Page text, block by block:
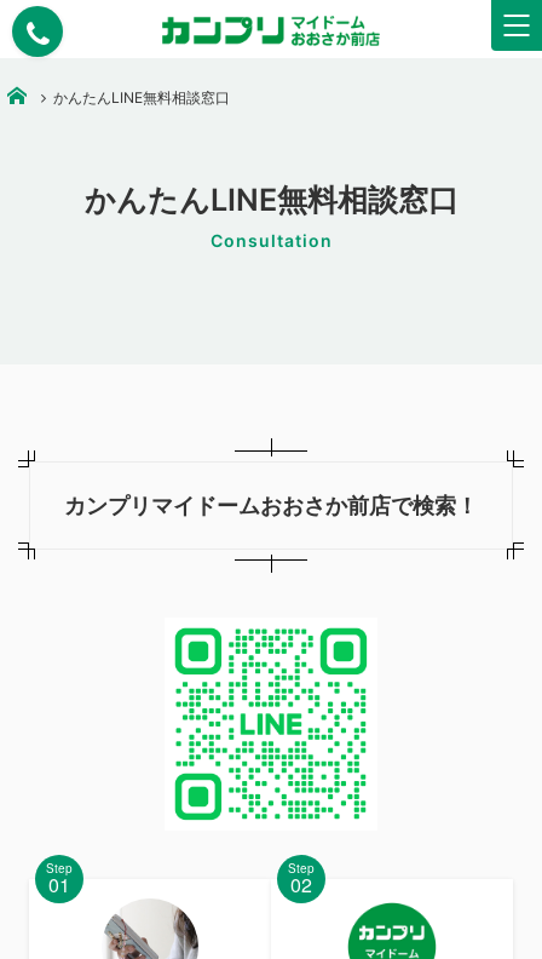
大阪市中央区で安いコピー・印刷なら【カンプリマイドームおおさか】
かんたんLINE無料相談窓口
かんたんLINE無料相談窓口
Consultation
カンプリマイドームおおさか前店で検索！
Step
01
Step
02